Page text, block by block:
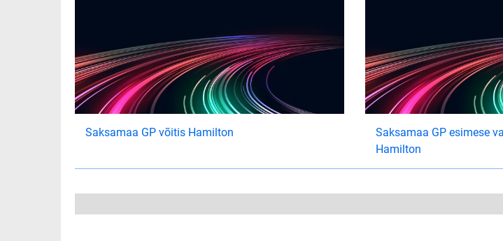
Saksamaa GP võitis Hamilton
Saksamaa GP esimese
Hamilton